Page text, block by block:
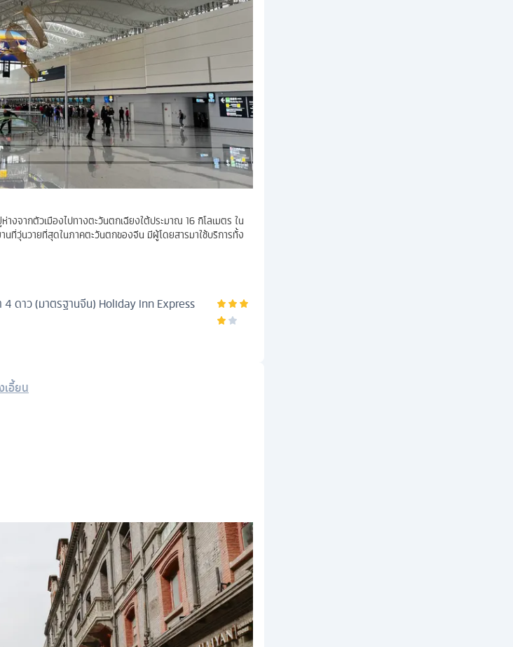
งจากตัวเมืองไปทางตะวันตกเฉียงใต้ประมาณ 16 กิโลเมตร ใน
ที่วุ่นวายที่สุดในภาคตะวันตกของจีน มีผู้โดยสารมาใช้บริการทั้ง
ดาว (มาตรฐานจีน) Holiday Inn Express
เอี้ยน